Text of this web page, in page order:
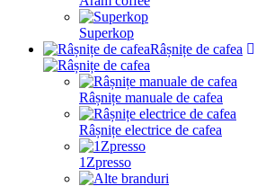
Superkop
Râșnițe de cafea
Râșnițe manuale de cafea
Râșnițe electrice de cafea
1Zpresso